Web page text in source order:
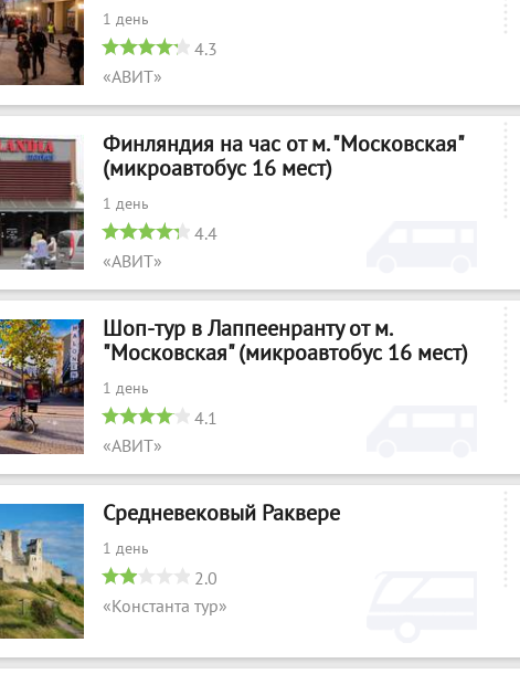
1 день
4.3
«АВИТ»
Финляндия на час от м. "Московская"
(микроавтобус 16 мест)
1 день
4.4
«АВИТ»
Шоп-тур в Лаппеенранту от м.
"Московская" (микроавтобус 16 мест)
1 день
4.1
«АВИТ»
Средневековый Раквере
1 день
2.0
«Константа тур»